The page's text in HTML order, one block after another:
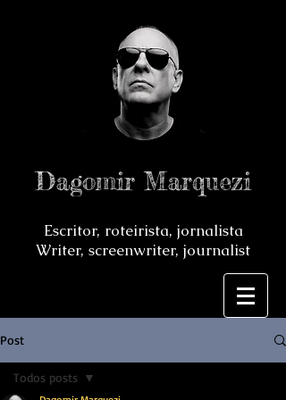
Dagomir Marquezi
Escritor, roteirista, jornalista
Writer, screenwriter, journalist
Post
Todos posts